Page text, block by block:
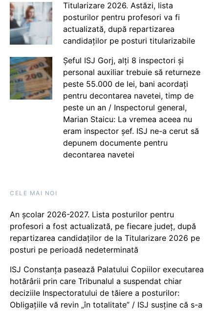
Titularizare 2026. Astăzi, lista
posturilor pentru profesori va fi
actualizată, după repartizarea
candidaților pe posturi titularizabile
Șeful ISJ Gorj, alți 8 inspectori și
personal auxiliar trebuie să returneze
peste 55.000 de lei, bani acordați
pentru decontarea navetei, timp de
peste un an / Inspectorul general,
Marian Staicu: La vremea aceea nu
eram inspector șef. ISJ ne-a cerut să
depunem documente pentru
decontarea navetei
CELE MAI NOI
An școlar 2026-2027. Lista posturilor pentru
profesori a fost actualizată, pe fiecare județ, după
repartizarea candidaților de la Titularizare 2026 pe
posturi pe perioadă nedeterminată
ISJ Constanța pasează Palatului Copiilor executarea
hotărârii prin care Tribunalul a suspendat chiar
deciziile Inspectoratului de tăiere a posturilor:
Obligațiile vă revin „în totalitate” / ISJ susține că s-a